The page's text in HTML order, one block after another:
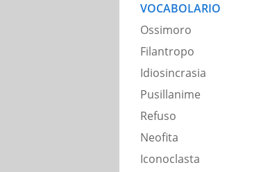
VOCABOLARIO
Ossimoro
Filantropo
Idiosincrasia
Pusillanime
Refuso
Neofita
Iconoclasta